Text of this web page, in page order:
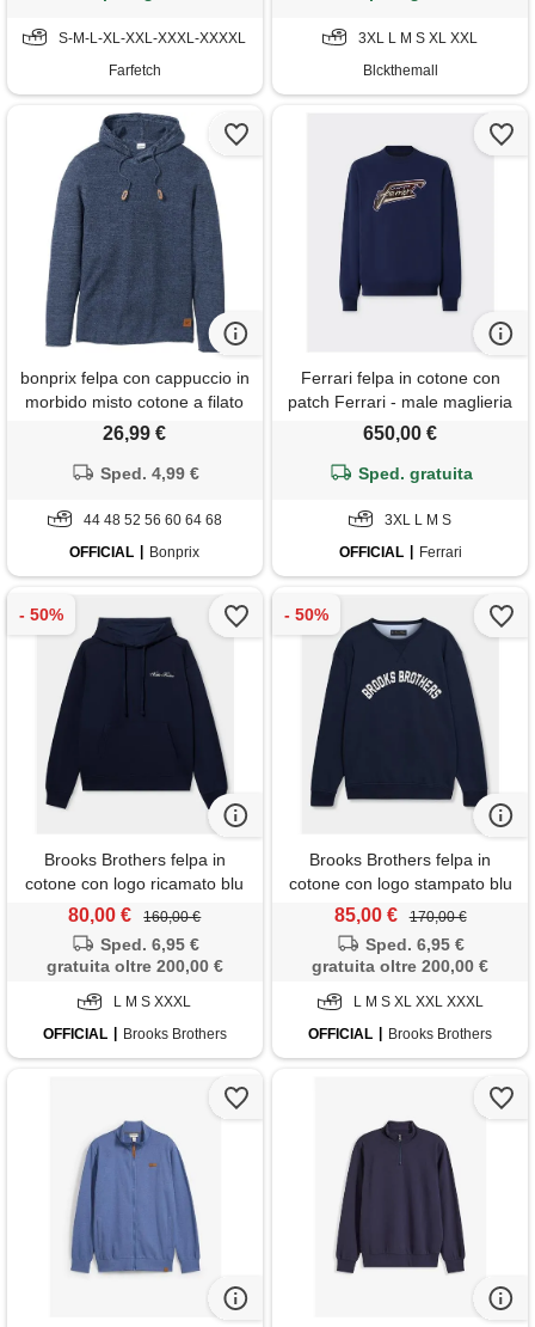
S-M-L-XL-XXL-XXXL-XXXXL
Farfetch
3XL L M S XL XXL
Blckthemall
bonprix felpa con cappuccio in
morbido misto cotone a filato
fine-blu
26,99 €
Sped. 4,99 €
44 48 52 56 60 64 68
OFFICIAL
Bonprix
Ferrari felpa in cotone con
patch Ferrari - male maglieria
e felpe ultramarine
650,00 €
Sped. gratuita
3XL L M S
OFFICIAL
Ferrari
Brooks Brothers felpa in
cotone con logo ricamato blu
marino
80,00 € 160,00 €
Sped. 6,95 €
gratuita oltre 200,00 €
L M S XXXL
OFFICIAL
Brooks Brothers
Brooks Brothers felpa in
cotone con logo stampato blu
marino
85,00 € 170,00 €
Sped. 6,95 €
gratuita oltre 200,00 €
L M S XL XXL XXXL
OFFICIAL
Brooks Brothers